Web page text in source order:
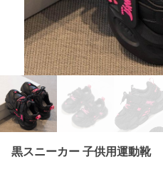
黒スニーカー 子供用運動靴